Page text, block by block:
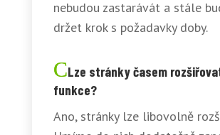
nebudou zastarávát a stále
držet krok s požadavky doby.
Lze stránky časem
funkce?
Ano, stránky lze libovolně